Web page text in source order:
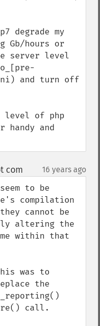
degrade my
Gb/hours or
server level
and turn off
level of php
handy and
com 16 years ago
to be
compilation
cannot be
altering the
within that
was to
the
call.